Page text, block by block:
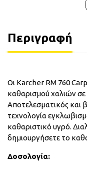
Περιγραφή
Οι Karcher RM 760
καθαρισμού χαλιών
Αποτελεσματικός και
τεχνολογία
καθαριστικό υγρό.
δημιουργήσετε το
Δοσολογία: